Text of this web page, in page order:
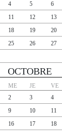
4 5 6
11 12 13
18 19 20
25 26 27
OCTOBRE
ME JE VE
2 3 4
9 10 11
16 17 18